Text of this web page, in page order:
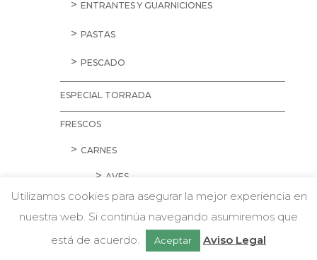
ENTRANTES Y GUARNICIONES
PASTAS
PESCADO
ESPECIAL TORRADA
FRESCOS
CARNES
AVES
CARNE PICADA
CERDO w Chatea con nosotros
Utilizamos cookies para asegurar la mejor experiencia en
nuestra web. Si continúa navegando asumiremos que
está de acuerdo.
Aceptar Aviso Legal